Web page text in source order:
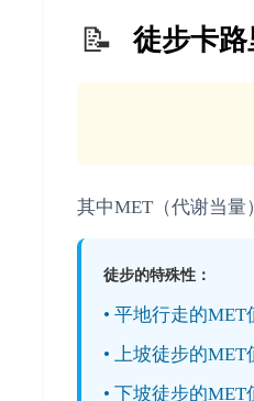
📝 徒步卡
其中MET（代谢当
徒步的特殊性：
• 平地行走的MET
• 上坡徒步的
• 下坡徒步的